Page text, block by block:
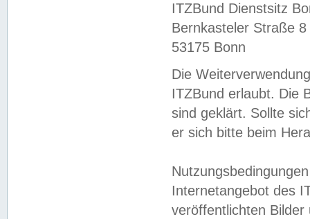
ITZBund Dienstsitz
Bernkasteler Straße 8
53175 Bonn
Die
ITZBund erlaubt. Die
sind geklärt. Sollte
er sich bitte beim
Internetangebot des
veröffentlichten